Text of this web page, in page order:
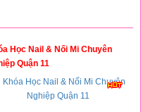
Học Nail & Nối Mi Chuyên
Quận 11